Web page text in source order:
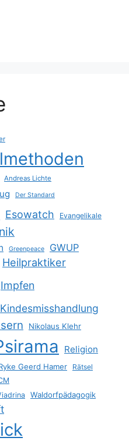
Andreas Lichte
Der Standard
Esowatch Evangelikale
Greenpeace GWUP
Heilpraktiker
Impfen
Kindesmisshandlung
Nikolaus Klehr
Religion
Geerd Hamer Rätsel
Waldorfpädagogik